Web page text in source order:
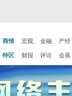
商情 宏观 金融 产经
特区 财报 评论 会展